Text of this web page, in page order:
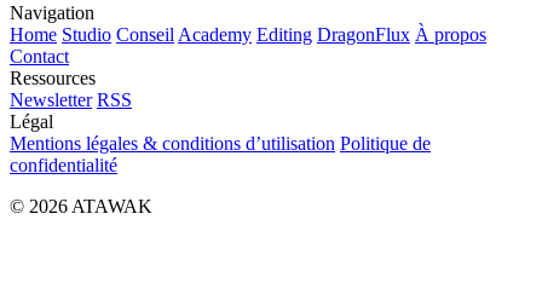
Navigation
Home Studio Conseil Academy Editing DragonFlux À propos
Contact
Ressources
Newsletter RSS
Légal
Mentions légales & conditions d’utilisation Politique de
confidentialité
© 2026 ATAWAK